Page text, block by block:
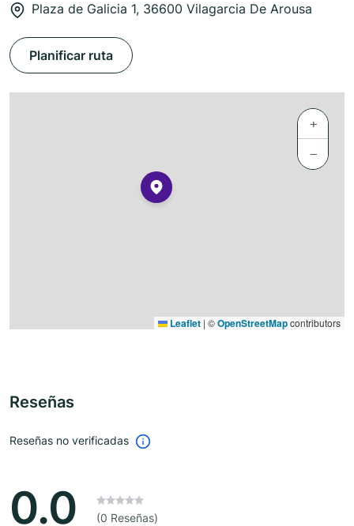
Plaza de Galicia 1, 36600 Vilagarcia De Arousa
Planificar ruta
+
−
Leaflet | ©OpenStreetMapcontributors
Reseñas
Reseñas no verificadas
0.0 (0 Reseñas)